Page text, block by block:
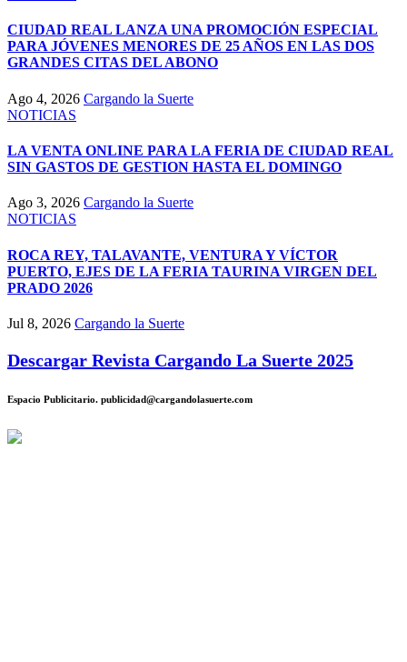
CIUDAD REAL LANZA UNA PROMOCIÓN ESPECIAL
PARA JÓVENES MENORES DE 25 AÑOS EN LAS DOS
GRANDES CITAS DEL ABONO
Ago 4, 2026 Cargando la Suerte
NOTICIAS
LA VENTA ONLINE PARA LA FERIA DE CIUDAD REAL
SIN GASTOS DE GESTION HASTA EL DOMINGO
Ago 3, 2026 Cargando la Suerte
NOTICIAS
ROCA REY, TALAVANTE, VENTURA Y VÍCTOR
PUERTO, EJES DE LA FERIA TAURINA VIRGEN DEL
PRADO 2026
Jul 8, 2026 Cargando la Suerte
Descargar Revista Cargando La Suerte 2025
Espacio Publicitario. publicidad@cargandolasuerte.com